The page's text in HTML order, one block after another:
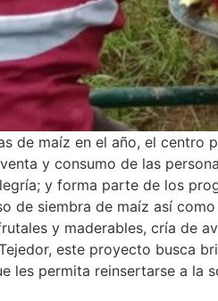
de maíz en el año, el centro
y consumo de las
y forma parte de los
de siembra de maíz así
y maderables, cría de
este proyecto busca
les permita reinsertarse a la